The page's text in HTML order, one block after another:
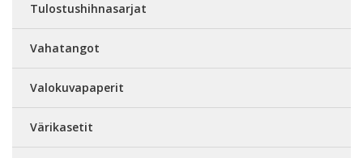
Tulostushihnasarjat
Vahatangot
Valokuvapaperit
Värikasetit